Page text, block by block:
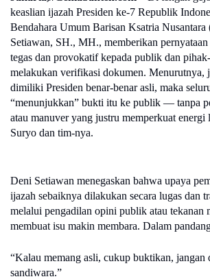
keaslian ijazah Presiden ke-7 Republik
Bendahara Umum Barisan Ksatria
Setiawan, SH., MH., memberikan
tegas dan provokatif kepada publik dan
melakukan verifikasi dokumen. Menurutnya,
dimiliki Presiden benar-benar asli, maka
“menunjukkan” bukti itu ke publik — tanpa
atau manuver yang justru memperkuat energi
Suryo dan tim-nya.
Deni Setiawan menegaskan bahwa upaya
ijazah sebaiknya dilakukan secara lugas dan
melalui pengadilan opini publik atau tekanan
membuat isu makin membara. Dalam
“Kalau memang asli, cukup buktikan, jangan
sandiwara.”